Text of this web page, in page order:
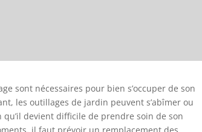
sont nécessaires pour bien s’occuper de son
les outillages de jardin peuvent s’abîmer ou
devient difficile de prendre soin de son